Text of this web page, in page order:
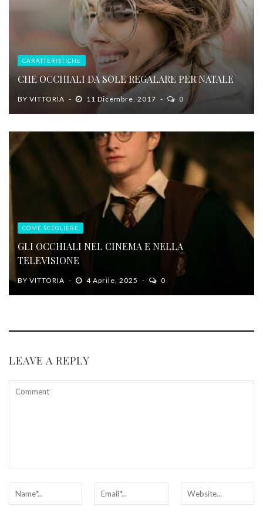
CARATTERISTICHE
CHE OCCHIALI DA SOLE REGALARE PER NATALE
BY VITTORIA 11 Dicembre, 2017 0
COME SCEGLIERE
GLI OCCHIALI NEL CINEMA E NELLA
TELEVISIONE
BY VITTORIA 4 Aprile, 2025 0
LEAVE A REPLY